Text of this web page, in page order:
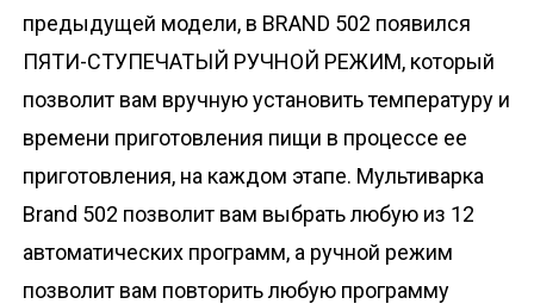
предыдущей модели, в BRAND 502 появился
ПЯТИ-СТУПЕЧАТЫЙ РУЧНОЙ РЕЖИМ, который
позволит вам вручную установить температуру и
времени приготовления пищи в процессе ее
приготовления, на каждом этапе. Мультиварка
Brand 502 позволит вам выбрать любую из 12
автоматических программ, а ручной режим
позволит вам повторить любую программу